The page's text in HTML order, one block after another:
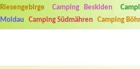
Riesengebirge
Camping Beskiden
Moldau
Camping Südmähren Camping